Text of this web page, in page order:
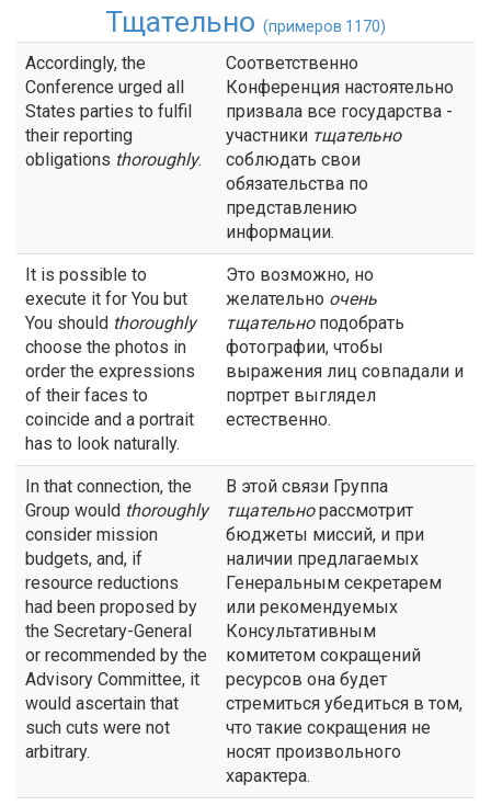
Тщательно (примеров 1170)
Accordingly, the
Conference urged all
States parties to fulfil
their reporting
obligations thoroughly.
Соответственно
Конференция настоятельно
призвала все государства -
участники тщательно
соблюдать свои
обязательства по
представлению
информации.
It is possible to
execute it for You but
You should thoroughly
choose the photos in
order the expressions
of their faces to
coincide and a portrait
has to look naturally.
Это возможно, но
желательно очень
тщательноподобрать
фотографии, чтобы
выражения лиц совпадали и
портрет выглядел
естественно.
In that connection, the
Group would thoroughly
consider mission
budgets, and, if
resource reductions
had been proposed by
the Secretary-General
or recommended by the
Advisory Committee, it
would ascertain that
such cuts were not
arbitrary.
В этой связи Группа
тщательнорассмотрит
бюджеты миссий, и при
наличии предлагаемых
Генеральным секретарем
или рекомендуемых
Консультативным
комитетом сокращений
ресурсов она будет
стремиться убедиться в том,
что такие сокращения не
носят произвольного
характера.